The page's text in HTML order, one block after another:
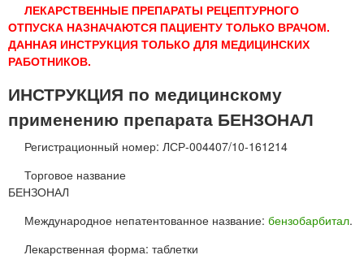
ЛЕКАРСТВЕННЫЕ ПРЕПАРАТЫ РЕЦЕПТУРНОГО
ОТПУСКА НАЗНАЧАЮТСЯ ПАЦИЕНТУ ТОЛЬКО ВРАЧОМ.
ДАННАЯ ИНСТРУКЦИЯ ТОЛЬКО ДЛЯ МЕДИЦИНСКИХ
РАБОТНИКОВ.
ИНСТРУКЦИЯ по медицинскому
применению препарата БЕНЗОНАЛ
Регистрационный номер: ЛСР-004407/10-161214
Торговое название
БЕНЗОНАЛ
Международное непатентованное название: бензобарбитал.
Лекарственная форма: таблетки